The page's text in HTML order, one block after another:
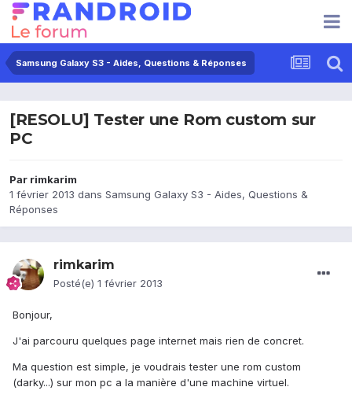
Samsung Galaxy S3 - Aides, Questions & Réponses
[RESOLU] Tester une Rom custom sur
PC
Par rimkarim
1 février 2013 dans Samsung Galaxy S3 - Aides, Questions &
Réponses
rimkarim
Posté(e) 1 février 2013
Bonjour,
J'ai parcouru quelques page internet mais rien de concret.
Ma question est simple, je voudrais tester une rom custom
(darky...) sur mon pc a la manière d'une machine virtuel.